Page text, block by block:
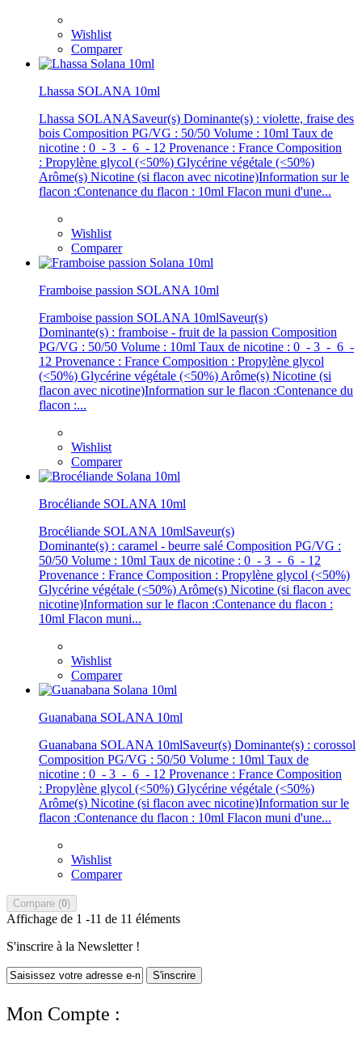
Wishlist
Comparer
Lhassa SOLANA 10ml
Lhassa SOLANASaveur(s) Dominante(s) : violette, fraise des
bois Composition PG/VG : 50/50 Volume : 10ml Taux de
nicotine : 0 - 3 - 6 - 12 Provenance : France Composition
: Propylène glycol (<50%) Glycérine végétale (<50%)
Arôme(s) Nicotine (si flacon avec nicotine)Information sur le
flacon :Contenance du flacon : 10ml Flacon muni d'une...
Wishlist
Comparer
Framboise passion SOLANA 10ml
Framboise passion SOLANA 10mlSaveur(s)
Dominante(s) : framboise - fruit de la passion Composition
PG/VG : 50/50 Volume : 10ml Taux de nicotine : 0 - 3 - 6 -
12 Provenance : France Composition : Propylène glycol
(<50%) Glycérine végétale (<50%) Arôme(s) Nicotine (si
flacon avec nicotine)Information sur le flacon :Contenance du
flacon :...
Wishlist
Comparer
Brocéliande SOLANA 10ml
Brocéliande SOLANA 10mlSaveur(s)
Dominante(s) : caramel - beurre salé Composition PG/VG :
50/50 Volume : 10ml Taux de nicotine : 0 - 3 - 6 - 12
Provenance : France Composition : Propylène glycol (<50%)
Glycérine végétale (<50%) Arôme(s) Nicotine (si flacon avec
nicotine)Information sur le flacon :Contenance du flacon :
10ml Flacon muni...
Wishlist
Comparer
Guanabana SOLANA 10ml
Guanabana SOLANA 10mlSaveur(s) Dominante(s) : corossol
Composition PG/VG : 50/50 Volume : 10ml Taux de
nicotine : 0 - 3 - 6 - 12 Provenance : France Composition
: Propylène glycol (<50%) Glycérine végétale (<50%)
Arôme(s) Nicotine (si flacon avec nicotine)Information sur le
flacon :Contenance du flacon : 10ml Flacon muni d'une...
Wishlist
Comparer
Compare (0)
Affichage de 1 -11 de 11 éléments
S'inscrire à la Newsletter !
S'inscrire
Mon Compte :